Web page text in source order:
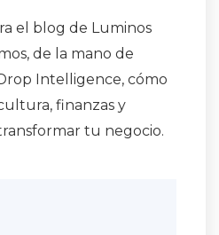
el blog de Luminos
de la mano de
Intelligence, cómo
finanzas y
tu negocio.